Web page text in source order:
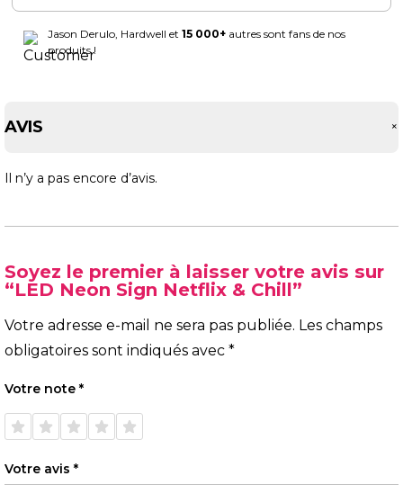
Jason Derulo, Hardwell et 15 000+ autres sont fans de nos
produits !
AVIS +
Il n’y a pas encore d’avis.
Soyez le premier à laisser votre avis sur
“LED Neon Sign Netflix & Chill”
Votre adresse e-mail ne sera pas publiée. Les champs
obligatoires sont indiqués avec *
Votre note *
1 étoile
sur 5
2 étoiles
sur 5
3 étoiles
sur 5
4 étoiles
sur 5
5 étoiles
sur 5
Votre avis *